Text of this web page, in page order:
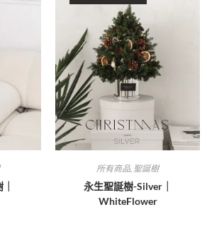
所有商品, 聖誕樹
永生聖誕樹-Silver｜
WhiteFlower